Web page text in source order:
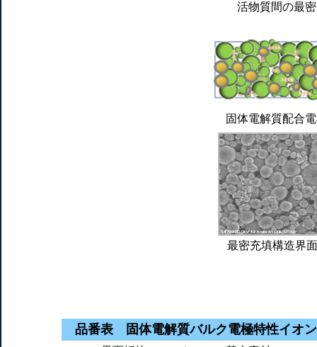
活物質間の最
固体電解質配合
最密充填構造界
品番表 固体電解質バルク電極特性イオ